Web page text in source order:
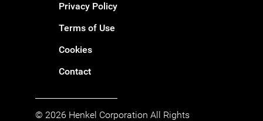
Privacy Policy
Terms of Use
Cookies
Contact
© 2026 Henkel Corporation All Rights